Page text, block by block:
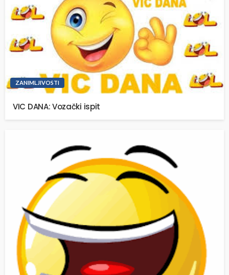
ZANIMLJIVOSTI
VIC DANA: Vozački ispit